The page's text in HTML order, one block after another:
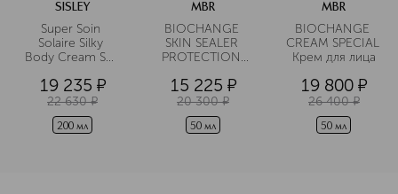
SISLEY
Super Soin
Solaire Silky
Body Cream SPF
Солнцезащитный
шелковистый
крем для тела
19 235 ¤
22 630 ¤
200 мл
MBR
BIOCHANGE
SKIN SEALER
PROTECTION
Защитная
эмульсия
15 225 ¤
20 300 ¤
50 мл
MBR
BIOCHANGE
CREAM SPECIAL
Крем для лица
19 800 ¤
26 400 ¤
50 мл